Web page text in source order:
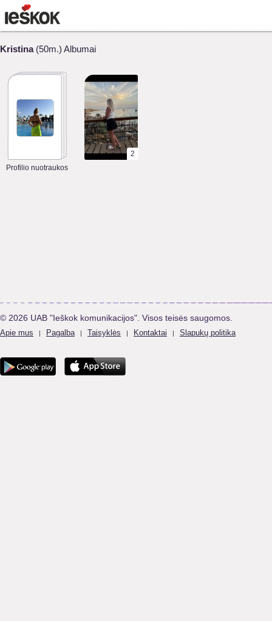
Kristina(50m.) Albumai
Profilio nuotraukos
2
© 2026 UAB "Ieškok komunikacijos". Visos teisės saugomos.
Apie mus | Pagalba | Taisyklės | Kontaktai | Slapukų politika